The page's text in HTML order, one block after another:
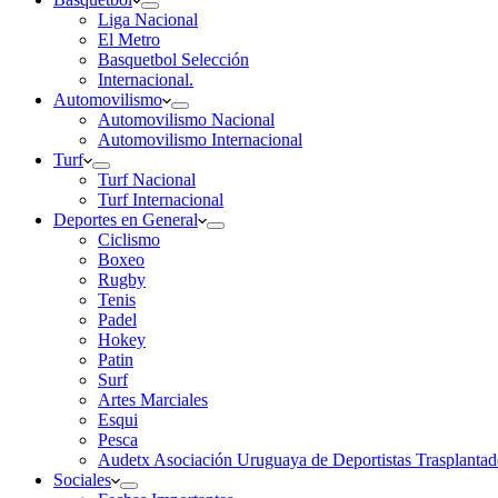
Liga Nacional
El Metro
Basquetbol Selección
Internacional.
Automovilismo
Automovilismo Nacional
Automovilismo Internacional
Turf
Turf Nacional
Turf Internacional
Deportes en General
Ciclismo
Boxeo
Rugby
Tenis
Padel
Hokey
Patin
Surf
Artes Marciales
Esqui
Pesca
Audetx Asociación Uruguaya de Deportistas
Sociales